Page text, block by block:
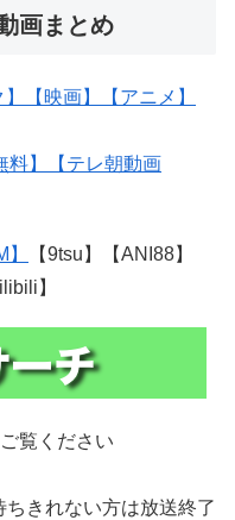
画まとめ
【映画】
【アニメ】
】
【テレ朝動画
】
【9tsu】【ANI88】
】
覧ください
ちきれない方は放送終了